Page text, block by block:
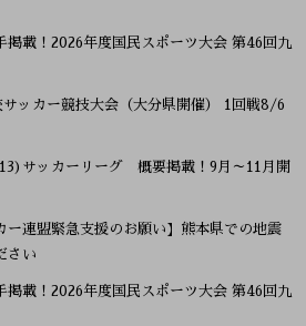
掲載！2026年度国民スポーツ大会 第46回九
ッカー競技大会（大分県開催） 1回戦8/6
サッカーリーグ 概要掲載！9月～11月開
ー連盟緊急支援のお願い】熊本県での地震
さい
掲載！2026年度国民スポーツ大会 第46回九